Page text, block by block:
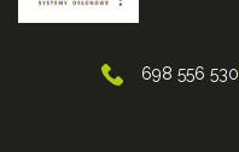
698 556 530